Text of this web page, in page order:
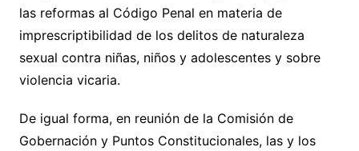
las reformas al Código Penal en materia de
imprescriptibilidad de los delitos de naturaleza
sexual contra niñas, niños y adolescentes y sobre
violencia vicaria.
De igual forma, en reunión de la Comisión de
Gobernación y Puntos Constitucionales, las y los